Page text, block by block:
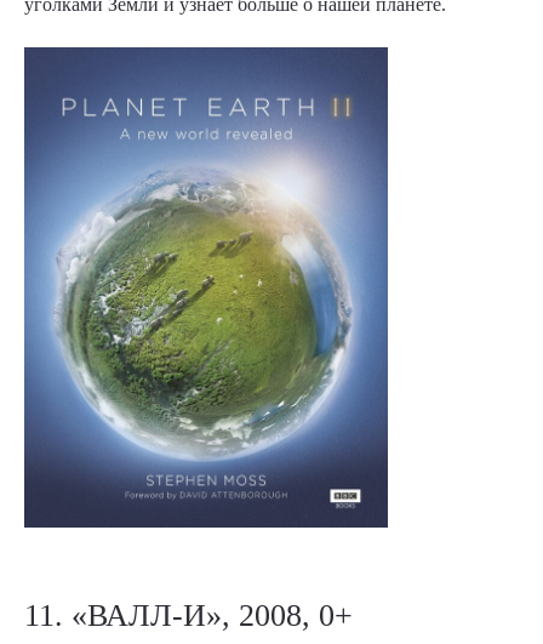
уголками Земли и узнает больше о нашей планете.
11. «ВАЛЛ-И», 2008, 0+